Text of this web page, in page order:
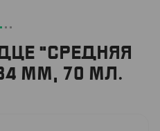
"СРЕДНЯЯ
ММ, 70 МЛ.